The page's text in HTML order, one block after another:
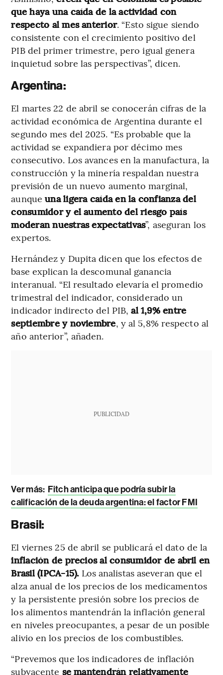
que haya una caída de la actividad con
respecto al mes anterior. “Esto sigue siendo
consistente con el crecimiento positivo del
PIB del primer trimestre, pero igual genera
inquietud sobre las perspectivas”, dicen.
Argentina:
El martes 22 de abril se conocerán cifras de la
actividad económica de Argentina durante el
segundo mes del 2025. “Es probable que la
actividad se expandiera por décimo mes
consecutivo. Los avances en la manufactura, la
construcción y la minería respaldan nuestra
previsión de un nuevo aumento marginal,
aunque una ligera caída en la confianza del
consumidor y el aumento del riesgo país
moderan nuestras expectativas”, aseguran los
expertos.
Hernández y Dupita dicen que los efectos de
base explican la descomunal ganancia
interanual. “El resultado elevaría el promedio
trimestral del indicador, considerado un
indicador indirecto del PIB,al 1,9% entre
septiembre y noviembre, y al 5,8% respecto al
año anterior”, añaden.
PUBLICIDAD
Ver más: Fitch anticipa que podría subir la
calificación de la deuda argentina: el factor FMI
Brasil:
El viernes 25 de abril se publicará el dato de la
inflación de precios al consumidor de abril en
Brasil (IPCA-15). Los analistas aseveran que el
alza anual de los precios de los medicamentos
y la persistente presión sobre los precios de
los alimentos mantendrán la inflación general
en niveles preocupantes, a pesar de un posible
alivio en los precios de los combustibles.
“Prevemos que los indicadores de inflación
subyacente se mantendrán relativamente